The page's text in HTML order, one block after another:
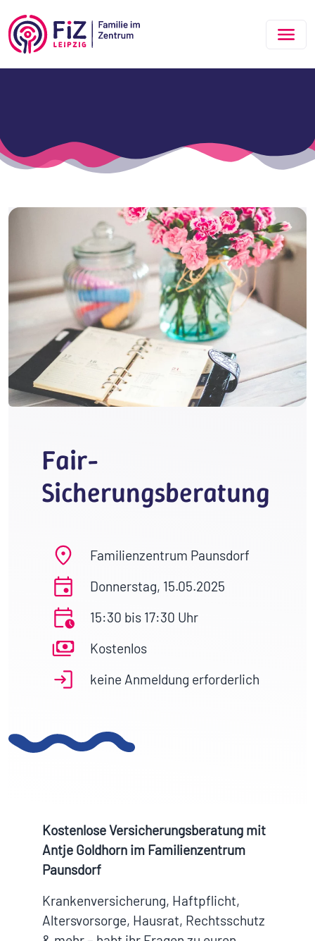
Fair-
Sicherungsberatung
Familienzentrum Paunsdorf
Donnerstag, 15.05.2025
15:30 bis 17:30 Uhr
Kostenlos
keine Anmeldung erforderlich
Kostenlose Versicherungsberatung mit
Antje Goldhorn im Familienzentrum
Paunsdorf
Krankenversicherung, Haftpflicht,
Altersvorsorge, Hausrat, Rechtsschutz